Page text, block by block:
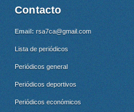
Contacto
Email: rsa7ca@gmail.com
Lista de periódicos
Periódicos general
Periódicos deportivos
Periódicos económicos